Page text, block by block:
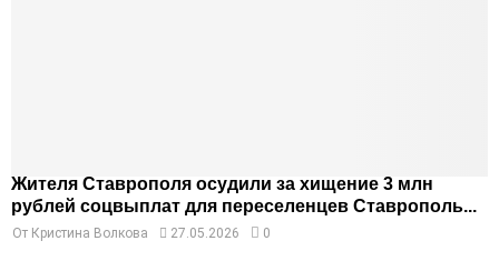
Жителя Ставрополя осудили за хищение 3 млн
рублей соцвыплат для переселенцев Ставрополь...
От Кристина Волкова 27.05.2026 0